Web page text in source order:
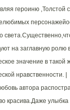
героиню
на заглавную ролю
значение в
нравственности. |
автора
красива.Даже